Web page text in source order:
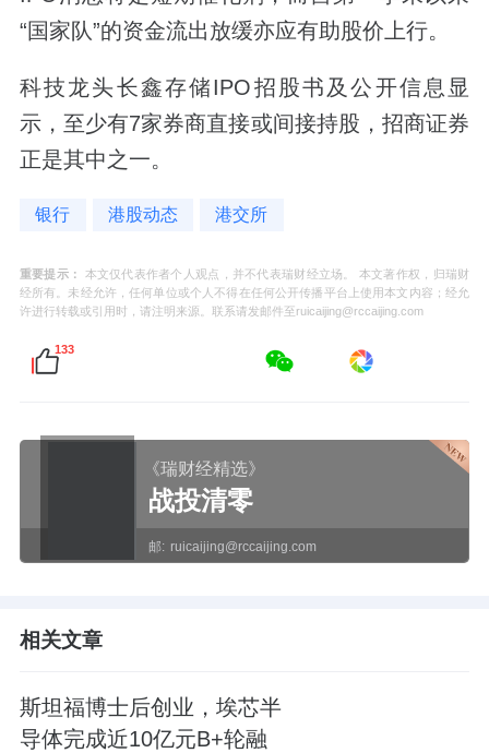
“国家队”的资金流出放缓亦应有助股价上行。
科技龙头长鑫存储IPO招股书及公开信息显
示，至少有7家券商直接或间接持股，招商证券
正是其中之一。
银行 港股动态 港交所
重要提示：
本文仅代表作者个人观点，并不代表瑞财经立场。 本文著作权，归瑞财
经所有。未经允许，任何单位或个人不得在任何公开传播平台上使用本文内容；经允
许进行转载或引用时，请注明来源。联系请发邮件至ruicaijing@rccaijing.com
133
《瑞财经精选》
战投清零
邮: ruicaijing@rccaijing.com
相关文章
斯坦福博士后创业，埃芯半
导体完成近10亿元B+轮融